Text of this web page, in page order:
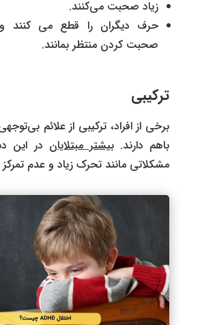
زیاد صحبت می‌کنند.
حرف دیگران را قطع می کنند و
صحبت کردن منتظر بمانند.
ترکیبی
برخی از افراد، ترکیبی از علائم
باهم دارند.بیشتر مبتلایان در این
مشکلاتی مانند تحرک زیاد و عدم